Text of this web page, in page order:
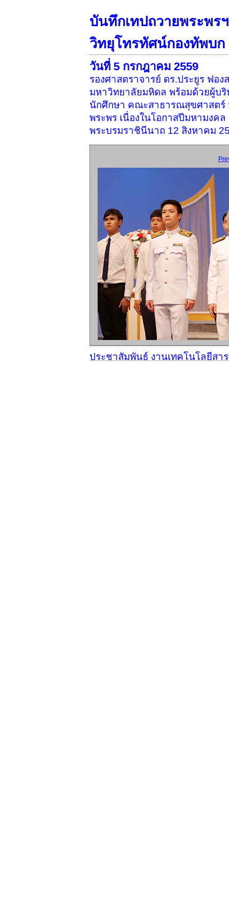
บันทึกเทปถวายพระพ
วิทยุโทรทัศน์กองทัพบก
วันที่ 5 กรกฎาคม 2559
รองศาสตราจารย์ ดร.ประยูร ฟ
มหาวิทยาลัยมหิดล พร้อมด้วยผู้บ
นักศึกษา คณะสาธารณสุขศาสตร์
พระพร เนื่องในโอกาสปีมหามงค
พระบรมราชินีนาถ 12 สิงหาคม
ประชาสัมพันธ์ งานเทคโนโลยีสา